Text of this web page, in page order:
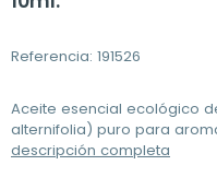
Referencia: 191526
Aceite esencial ecológico
alternifolia) puro para
descripción completa